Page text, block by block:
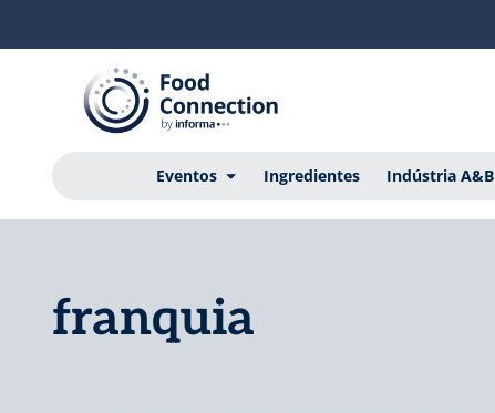
Eventos Ingredientes Indústria A&B
franquia